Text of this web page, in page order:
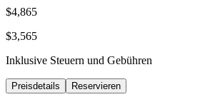
$4,865
$3,565
Inklusive Steuern und Gebühren
Preisdetails Reservieren